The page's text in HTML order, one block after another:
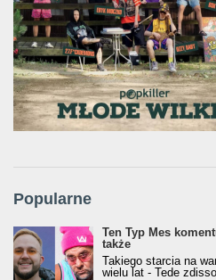
Popularne
Ten Typ Mes
także
Takiego starcia na
wielu lat - Tede